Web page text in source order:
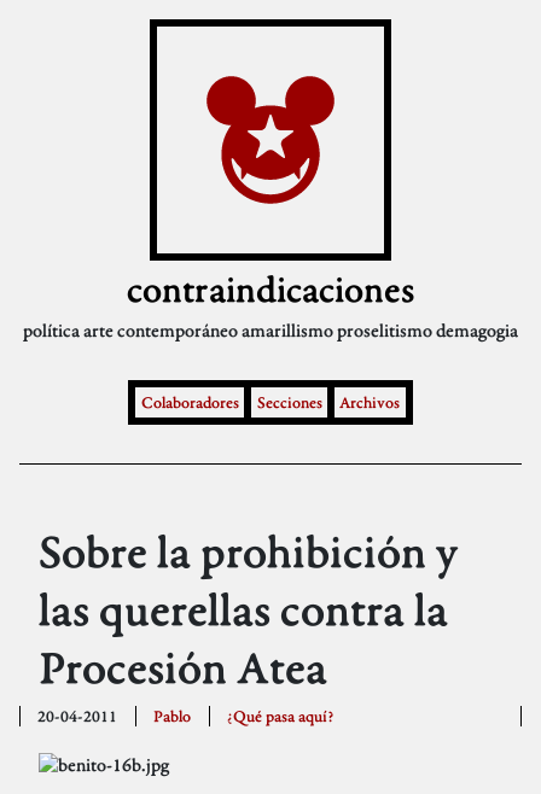
contraindicaciones
políticaarte contemporáneoamarillismoproselitismodemagogia
Colaboradores Secciones Archivos
Sobre la prohibición y
las querellas contra la
Procesión Atea
20-04-2011 Pablo ¿Qué pasa aquí?